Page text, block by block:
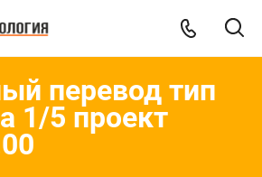
перевод тип
1/5 проект